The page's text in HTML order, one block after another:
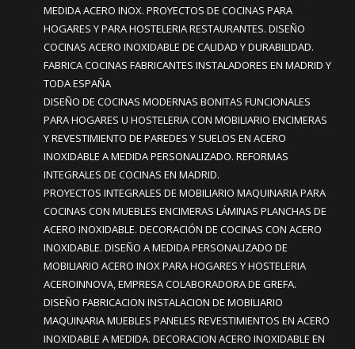
MEDIDA ACERO INOX. PROYECTOS DE COCINAS PARA
HOGARES Y PARA HOSTELERIA RESTAURANTES. DISEÑO
COCINAS ACERO INOXIDABLE DE CALIDAD Y DURABILIDAD.
FABRICA COCINAS FABRICANTES INSTALADORES EN MADRID Y
TODA ESPAÑA
DISEÑO DE COCINAS MODERNAS BONITAS FUNCIONALES
PARA HOGARES U HOSTELERIA CON MOBILIARIO ENCIMERAS
Y REVESTIMIENTO DE PAREDES Y SUELOS EN ACERO
INOXIDABLE A MEDIDA PERSONALIZADO. REFORMAS
INTEGRALES DE COCINAS EN MADRID.
PROYECTOS INTEGRALES DE MOBILIARIO MAQUINARIA PARA
COCINAS CON MUEBLES ENCIMERAS LÁMINAS PLANCHAS DE
ACERO INOXIDABLE. DECORACIÓN DE COCINAS CON ACERO
INOXIDABLE. DISEÑO A MEDIDA PERSONALIZADO DE
MOBILIARIO ACERO INOX PARA HOGARES Y HOSTELERIA
ACEROINNOVA, EMPRESA COLABORADORA DE GREFA.
DISEÑO FABRICACION INSTALACION DE MOBILIARIO
MAQUINARIA MUEBLES PANELES REVESTIMIENTOS EN ACERO
INOXIDABLE A MEDIDA. DECORACION ACERO INOXIDABLE EN